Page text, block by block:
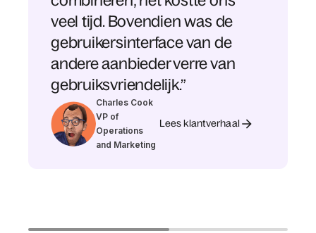
veel tijd. Bovendien was de
gebruikersinterface van de
andere aanbieder verre van
gebruiksvriendelijk.”
Charles Cook
VP of
Operations
and Marketing
Lees klantverhaal